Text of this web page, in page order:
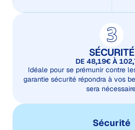
SÉCURITÉ
DE 48,19€ À
Idéale pour se prémunir contre
garantie sécurité répondra à vos
sera
Sécurité